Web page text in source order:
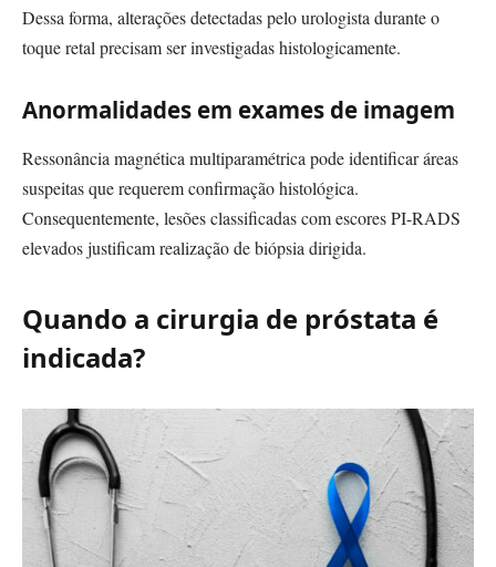
Dessa forma, alterações detectadas pelo urologista durante o
toque retal precisam ser investigadas histologicamente.
Anormalidades em exames de imagem
Ressonância magnética multiparamétrica pode identificar áreas
suspeitas que requerem confirmação histológica.
Consequentemente, lesões classificadas com escores PI-RADS
elevados justificam realização de biópsia dirigida.
Quando a cirurgia de próstata é
indicada?